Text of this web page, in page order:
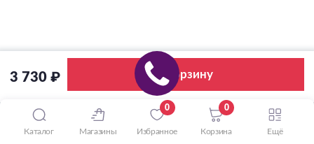
3 730 ₽ В корзину
Каталог Магазины
0
Избранное
0
Корзина Ещё